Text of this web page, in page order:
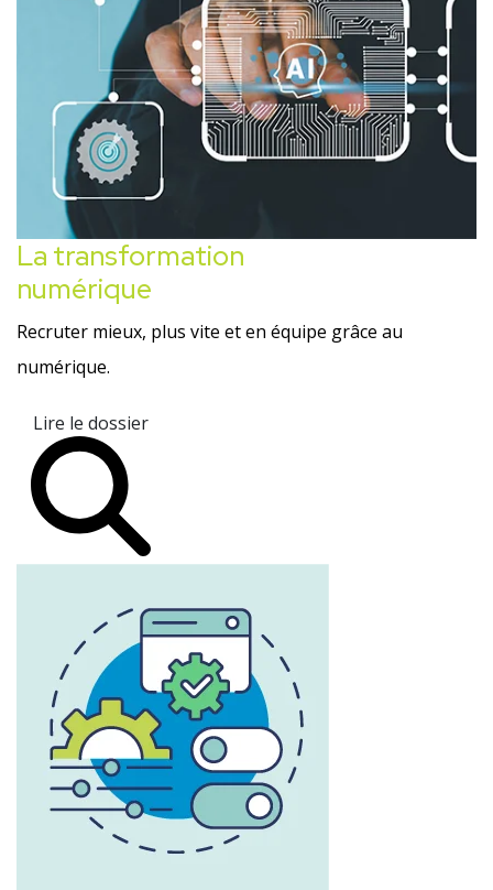
La transformation
numérique
Recruter mieux, plus vite et en équipe grâce au
numérique.
Lire le dossier